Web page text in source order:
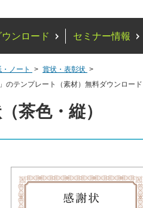
ンロード セミナー情報
ノート
賞状・表彰状
のテンプレート（素材）無料ダウンロード
茶色・縦）